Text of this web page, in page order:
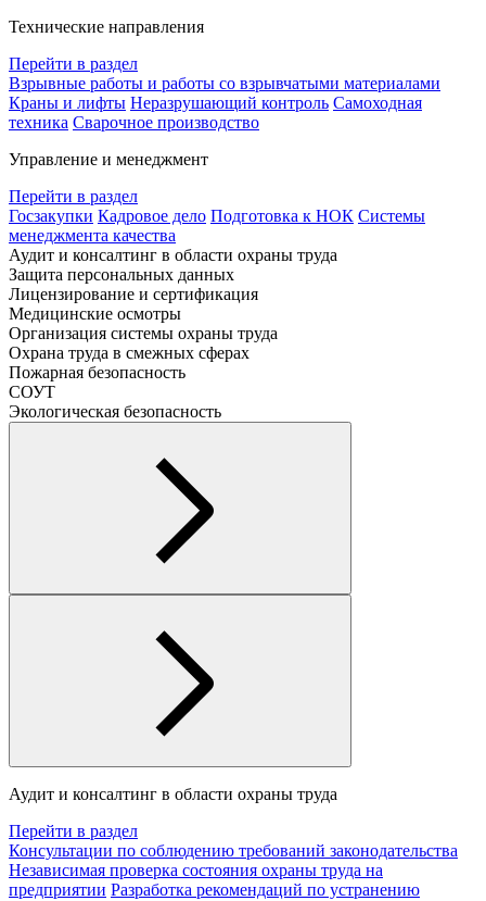
Технические направления
Перейти в раздел
Взрывные работы и работы со взрывчатыми материалами
Краны и лифты Неразрушающий контроль Самоходная
техника Сварочное производство
Управление и менеджмент
Перейти в раздел
Госзакупки Кадровое дело Подготовка к НОК Системы
менеджмента качества
Аудит и консалтинг в области охраны труда
Защита персональных данных
Лицензирование и сертификация
Медицинские осмотры
Организация системы охраны труда
Охрана труда в смежных сферах
Пожарная безопасность
СОУТ
Экологическая безопасность
Аудит и консалтинг в области охраны труда
Перейти в раздел
Консультации по соблюдению требований законодательства
Независимая проверка состояния охраны труда на
предприятии Разработка рекомендаций по устранению